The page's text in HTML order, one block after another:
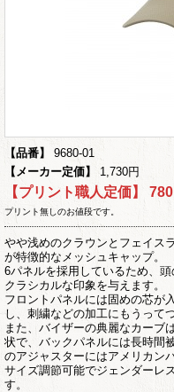
【品番】
9680-01
【メーカー定価】
1,730円
【プリント職人定価】 780
プリント無しのお値段です。
やや浅めのクラウンとフェイス
が特徴的なメッシュキャップ。
6パネルを採用しているため、
クラシカルな印象を与えます。
フロントパネルには固めの芯が
し、刺繍などの加工にもうって
また、バイザーの典麗なカーブ
状で、バックパネルには長時間
のアジャスターにはアメリカン
サイズ調節可能でジェンダーレ
す。